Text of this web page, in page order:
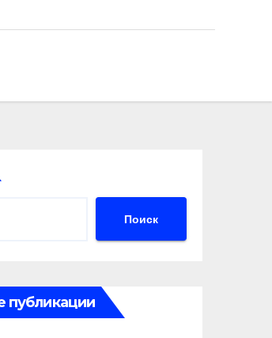
Поиск
публикации